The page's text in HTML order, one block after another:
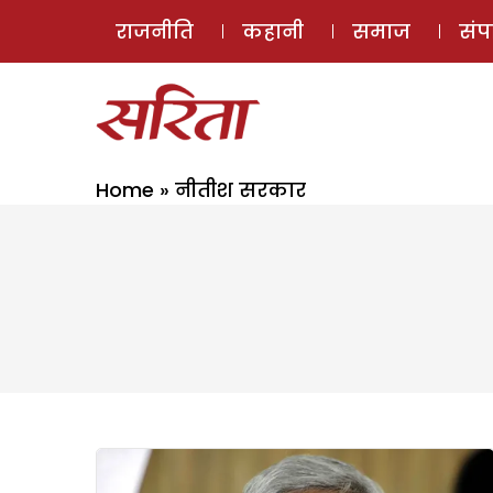
राजनीति कहानी समाज
Home » नीतीश सरकार